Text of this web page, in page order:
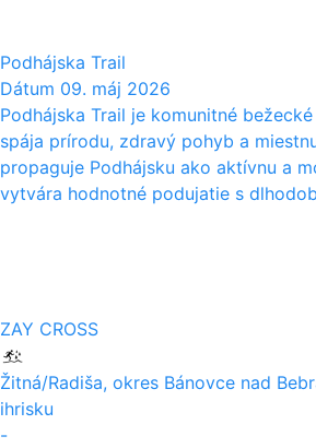
Podhájska Trail
Dátum 09. máj 2026
Podhájska Trail je komunitné
spája prírodu, zdravý pohyb a
propaguje Podhájsku ako aktívnu a
vytvára hodnotné podujatie s
ZAY CROSS
Žitná/Radiša, okres Bánovce nad
ihrisku
-